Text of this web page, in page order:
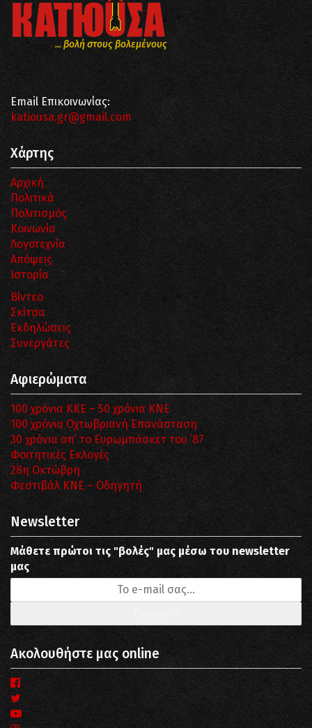
... βολή στους βολεμένους
Email Επικοινωνίας:
katiousa.gr@gmail.com
Χάρτης
Αρχική
Πολιτικά
Πολιτισμός
Κοινωνία
Λογοτεχνία
Απόψεις
Ιστορία
Βίντεο
Σκίτσα
Εκδηλώσεις
Συνεργάτες
Αφιερώματα
100 χρόνια ΚΚΕ – 50 χρόνια ΚΝΕ
100 χρόνια Οχτωβριανή Επανάσταση
30 χρόνια απ’ το Ευρωμπάσκετ του ΄87
Φοιτητικές Εκλογές
28η Οκτώβρη
Φεστιβάλ ΚΝΕ – Οδηγητή
Newsletter
Μάθετε πρώτοι τις "βολές" μας μέσω του newsletter
μας
Ακολουθήστε μας online